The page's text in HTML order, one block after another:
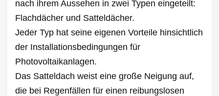
nach ihrem Aussehen in zwei Typen eingeteilt:
Flachdächer und Satteldächer.
Jeder Typ hat seine eigenen Vorteile hinsichtlich
der Installationsbedingungen für
Photovoltaikanlagen.
Das Satteldach weist eine große Neigung auf,
die bei Regenfällen für einen reibungslosen